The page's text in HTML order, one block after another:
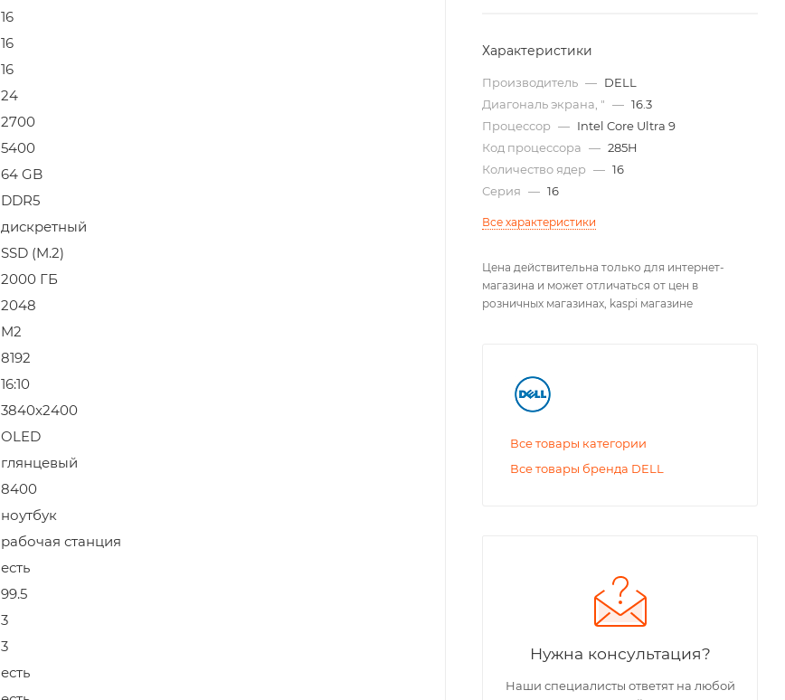
16
16
16
24
2700
5400
64 GB
DDR5
дискретный
SSD (M.2)
2000 ГБ
2048
M2
8192
16:10
3840x2400
OLED
глянцевый
8400
ноутбук
рабочая станция
есть
99.5
3
3
есть
Характеристики
Производитель — DELL
Диагональ экрана, " — 16.3
Процессор — Intel Core Ultra 9
Код процессора — 285H
Количество ядер — 16
Серия — 16
Все характеристики
Цена действительна только для интернет-
магазина и может отличаться от цен в
розничных магазинах, kaspi магазине
Все товары категории
Все товары бренда DELL
Нужна консультация?
Наши специалисты ответят на любой